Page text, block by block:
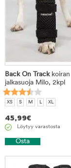
Back On Trackkoiran
jalkasuoja Milo, 2kpl
XS S M L XL
45,99€
Löytyy varastosta
Osta